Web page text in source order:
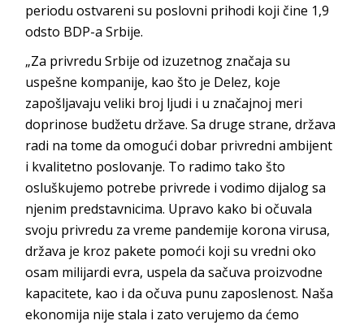
periodu ostvareni su poslovni prihodi koji čine 1,9
odsto BDP-a Srbije.
„Za privredu Srbije od izuzetnog značaja su
uspešne kompanije, kao što je Delez, koje
zapošljavaju veliki broj ljudi i u značajnoj meri
doprinose budžetu države. Sa druge strane, država
radi na tome da omogući dobar privredni ambijent
i kvalitetno poslovanje. To radimo tako što
osluškujemo potrebe privrede i vodimo dijalog sa
njenim predstavnicima. Upravo kako bi očuvala
svoju privredu za vreme pandemije korona virusa,
država je kroz pakete pomoći koji su vredni oko
osam milijardi evra, uspela da sačuva proizvodne
kapacitete, kao i da očuva punu zaposlenost. Naša
ekonomija nije stala i zato verujemo da ćemo